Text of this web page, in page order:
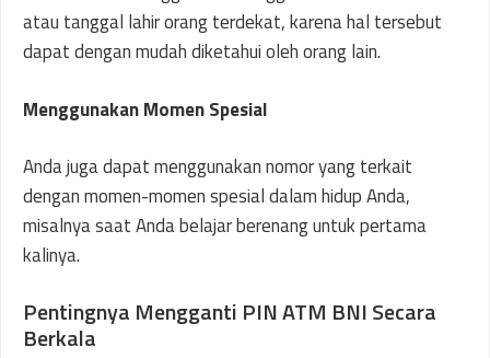
atau tanggal lahir orang terdekat, karena hal tersebut
dapat dengan mudah diketahui oleh orang lain.
Menggunakan Momen Spesial
Anda juga dapat menggunakan nomor yang terkait
dengan momen-momen spesial dalam hidup Anda,
misalnya saat Anda belajar berenang untuk pertama
kalinya.
Pentingnya Mengganti PIN ATM BNI Secara
Berkala